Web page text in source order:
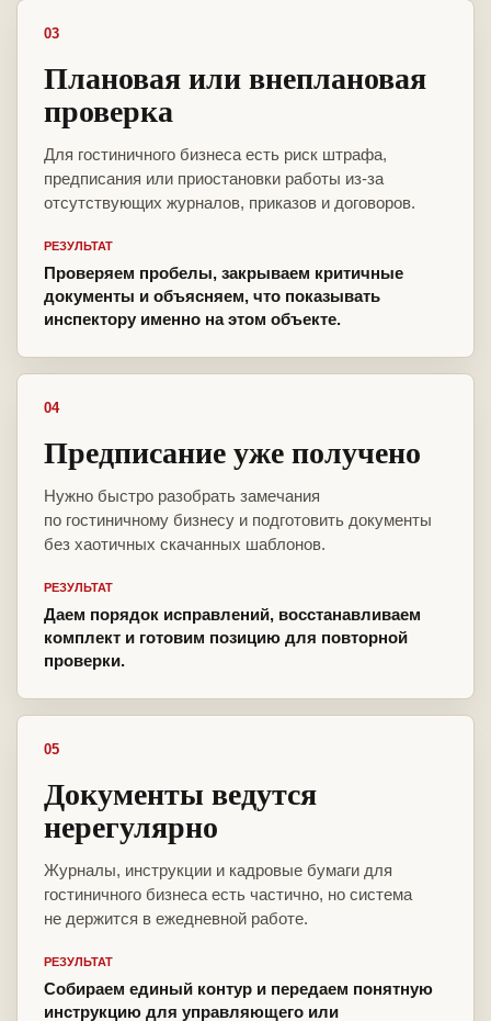
03
Плановая или внеплановая
проверка
Для гостиничного бизнеса есть риск штрафа,
предписания или приостановки работы из-за
отсутствующих журналов, приказов и договоров.
РЕЗУЛЬТАТ
Проверяем пробелы, закрываем критичные
документы и объясняем, что показывать
инспектору именно на этом объекте.
04
Предписание уже получено
Нужно быстро разобрать замечания
по гостиничному бизнесу и подготовить документы
без хаотичных скачанных шаблонов.
РЕЗУЛЬТАТ
Даем порядок исправлений, восстанавливаем
комплект и готовим позицию для повторной
проверки.
05
Документы ведутся
нерегулярно
Журналы, инструкции и кадровые бумаги для
гостиничного бизнеса есть частично, но система
не держится в ежедневной работе.
РЕЗУЛЬТАТ
Собираем единый контур и передаем понятную
инструкцию для управляющего или